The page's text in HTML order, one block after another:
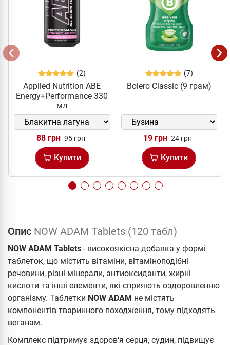
(2)
Applied Nutrition ABE
Energy+Performance 330
мл
88 грн 95 грн
Купити
(7)
Bolero Classic (9 грам)
19 грн 24 грн
Купити
Опис NOW ADAM Tablets (120 табл)
NOW ADAM Tablets - високоякісна добавка у формі
таблеток, що містить вітаміни, вітаміноподібні
речовини, різні мінерали, антиоксиданти, жирні
кислоти та інші елементи, які сприяють оздоровленню
організму. Таблетки NOW ADAM не містять
компонентів тваринного походження, тому підходять
веганам.
Комплекс підтримує здоров'я серця, судин, підвищує